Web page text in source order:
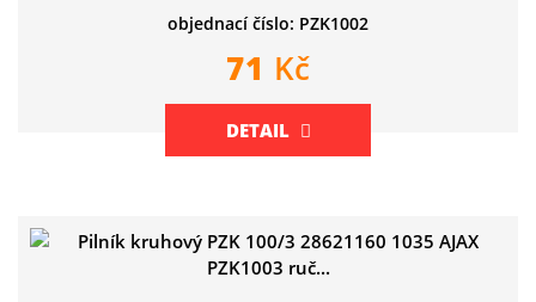
objednací číslo: PZK1002
71 Kč
DETAIL